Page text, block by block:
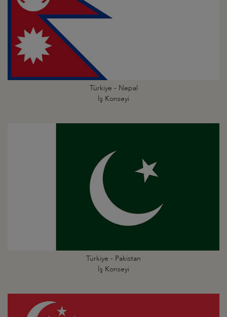
Türkiye - Nepal
İş Konseyi
Türkiye - Pakistan
İş Konseyi